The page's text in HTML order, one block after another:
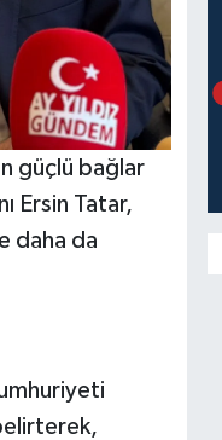
güçlü bağlar
Ersin Tatar,
daha da